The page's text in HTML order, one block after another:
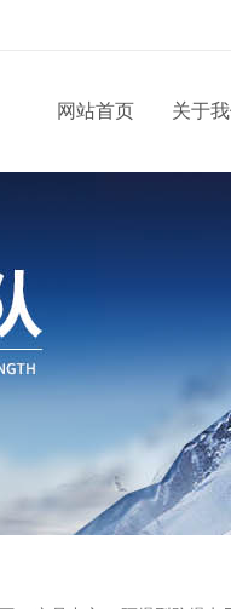
网站首页 关于